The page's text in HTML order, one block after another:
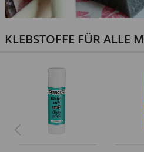
KLEBSTOFFE FÜR ALLE